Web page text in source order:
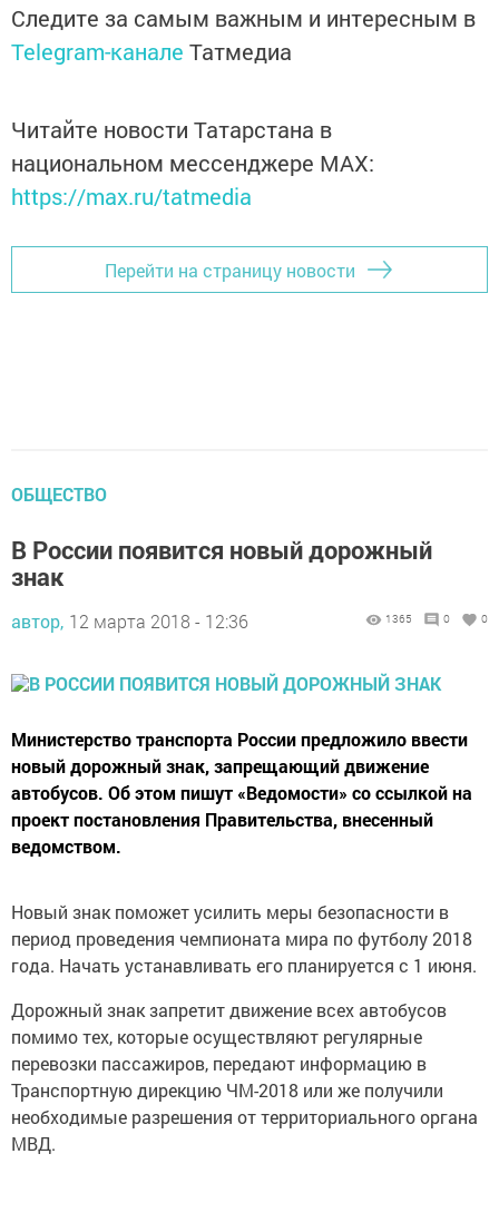
Следите за самым важным и интересным в
Telegram-канале Татмедиа
Читайте новости Татарстана в
национальном мессенджере MАХ:
https://max.ru/tatmedia
Перейти на страницу новости
ОБЩЕСТВО
В России появится новый дорожный
знак
автор, 12 марта 2018 - 12:36 1365 0 0
Министерство транспорта России предложило ввести
новый дорожный знак, запрещающий движение
автобусов. Об этом пишут «Ведомости» со ссылкой на
проект постановления Правительства, внесенный
ведомством.
Новый знак поможет усилить меры безопасности в
период проведения чемпионата мира по футболу 2018
года. Начать устанавливать его планируется с 1 июня.
Дорожный знак запретит движение всех автобусов
помимо тех, которые осуществляют регулярные
перевозки пассажиров, передают информацию в
Транспортную дирекцию ЧМ-2018 или же получили
необходимые разрешения от территориального органа
МВД.